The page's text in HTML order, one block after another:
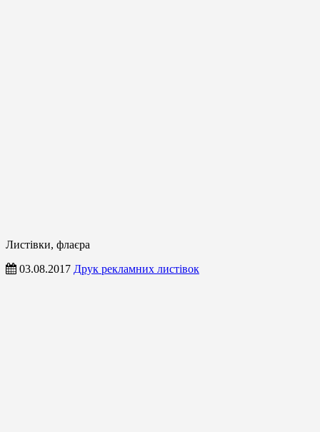
Листівки, флаєра
03.08.2017 Друк рекламних листівок